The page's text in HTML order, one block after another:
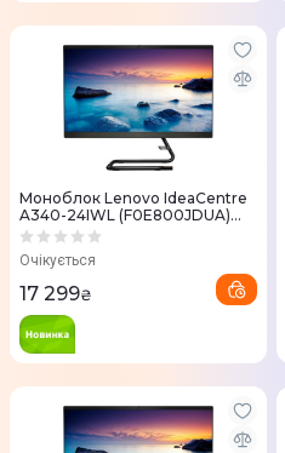
Моноблок Lenovo IdeaCentre
A340-24IWL (F0E800JDUA)
Black
Очікується
17 299₴